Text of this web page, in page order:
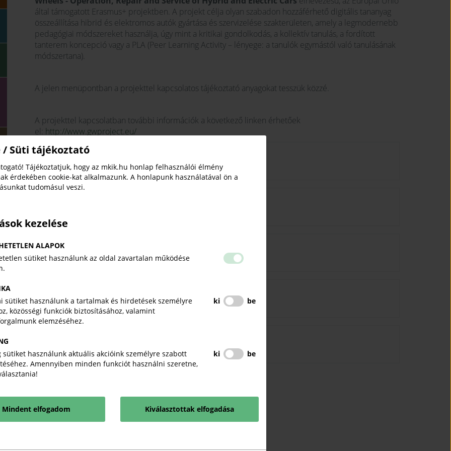
által támogatott Erasmus+ projektben. A projekt célja olyan szabadon hozzáférhető digitális tananyag
összeállítása hibrid és elektromos autók gyártása és szervizelése szakterületen, amely a legmodernebb
pedagógiai módszereket használja, úgy mint a kritikai gondolkodás, a kollektív tanulás, a fordított
tanterem koncepció vagy a PLA (Peer Learning Activity – lényege: a tanulók egymástól való tanulásának
módszertana).
A jelen menüpontban a projekttel kapcsolatos tájékoztató anyagokat tesszük közzé.
A projekttel kapcsolatban további információk a következő linken érhetőek
el: http://www.gwproject.eu/
Sajtóközlemény 1.
2018-10-29 DOCX
2018-10-29 PDF
2019-05-13 PDF
2019-02-05 PDF
/ Süti tájékoztató
Tájékoztatjuk, hogy az mkik.hu honlap felhasználói élmény
érdekében cookie-kat alkalmazunk. A honlapunk használatával ön a
tudomásul veszi.
kezelése
ALAPOK
sütiket használunk az oldal zavartalan működése
sütiket használunk a tartalmak és hirdetések személyre
közösségi funkciók biztosításához, valamint
elemzéséhez.
ki be
sütiket használunk aktuális akcióink személyre szabott
Amennyiben minden funkciót használni szeretne,
ki be
Mindent elfogadom Kiválasztottak elfogadása